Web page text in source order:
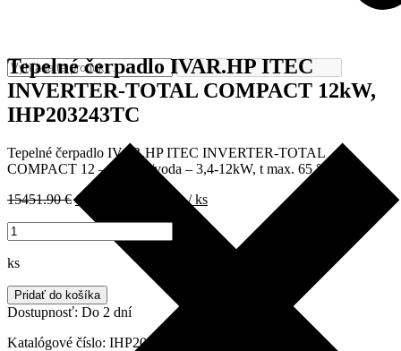
Tepelné čerpadlo IVAR.HP ITEC
INVERTER-TOTAL COMPACT 12kW,
IHP203243TC
Tepelné čerpadlo IVAR.HP ITEC INVERTER-TOTAL
COMPACT 12 – vzduch/voda – 3,4-12kW, t max. 65 °C
15451.90€Pôvodná
cena
15451.90 €.
11588.93
Aktuálna
s DPH/ ks
množstvo
Tepelné
čerpadlo
ITEC
INVERTER-
COMPACT
ks
Pridať do košíka
Dostupnosť: Do 2 dní
Katalógové číslo: IHP203243TC